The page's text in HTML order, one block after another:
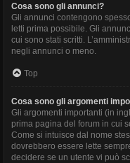
Cosa sono gli annunci?
Gli annunci contengono
letti prima possibile. Gli
cui sono stati scritti.
negli annunci o meno.
Top
Cosa sono gli argomenti
Gli argomenti importanti (in
prima pagina del forum in cui
Come si intuisce dal nome
dovrebbero essere lette
decidere se un utente vi può